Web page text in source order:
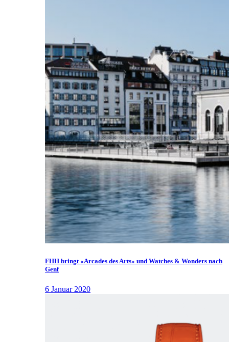
FHH bringt «Arcades des Arts» und Watches & Wonders nach
Genf
6 Januar 2020